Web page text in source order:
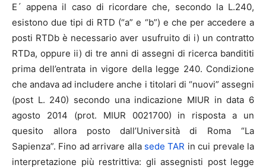
E´ appena il caso di ricordare che, secondo la L.240,
esistono due tipi di RTD (“a” e “b”) e che per accedere a
posti RTDb è necessario aver usufruito di i) un contratto
RTDa, oppure ii) di tre anni di assegni di ricerca bandititi
prima dell’entrata in vigore della legge 240. Condizione
che andava ad includere anche i titolari di “nuovi” assegni
(post L. 240) secondo una indicazione MIUR in data 6
agosto 2014 (prot. MIUR 0021700) in risposta a un
quesito allora posto dall’Università di Roma “La
Sapienza”. Fino ad arrivare alla sede TAR in cui prevale la
interpretazione più restrittiva: gli assegnisti post legge